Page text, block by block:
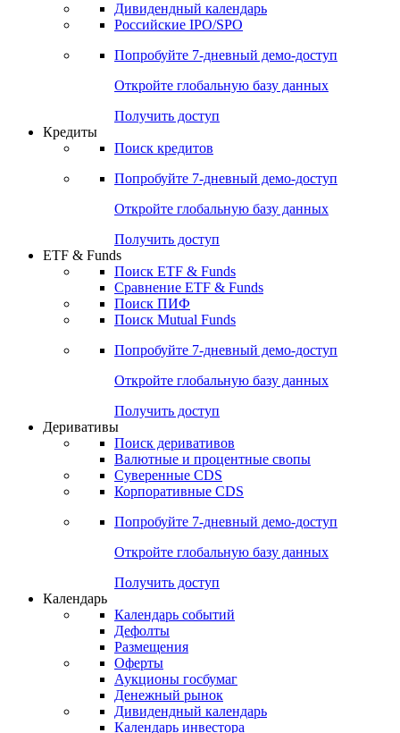
Получить доступ
Поиск акций
Российские IPO/SPO
Попробуйте7-дневный
Откройте глобальную базу данных
Получить доступ
Поиск кредитов
Попробуйте7-дневный
Откройте глобальную базу данных
Получить доступ
ETF & Funds
Сравнение ETF & Funds
Поиск Mutual Funds
Попробуйте7-дневный
Откройте глобальную базу данных
Получить доступ
Деривативы
Валютные и процентные свопы
Корпоративные CDS
Попробуйте7-дневный
Откройте глобальную базу данных
Получить доступ
Календарь
Календарь событий
Дефолты
Размещения
Оферты